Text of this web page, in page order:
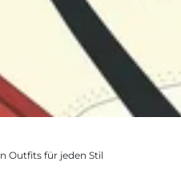
Outfits für jeden Stil